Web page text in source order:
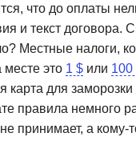
что до оплаты
и текст договора.
Местные налоги,
это 1 $ или 100
карта для
правила немного
принимает, а кому-